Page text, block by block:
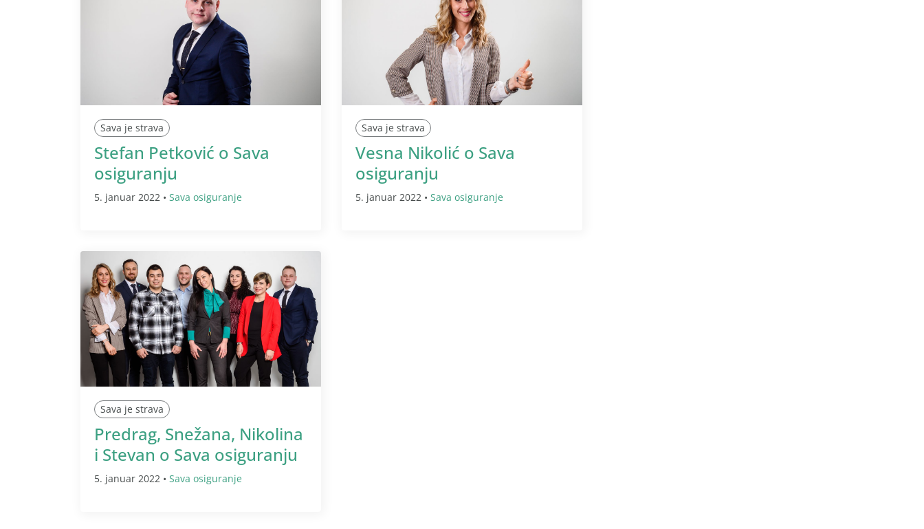
Sava je strava
Stefan Petković o Sava
osiguranju
5. januar 2022 • Sava osiguranje
Sava je strava
Vesna Nikolić o Sava
osiguranju
5. januar 2022 • Sava osiguranje
Sava je strava
Predrag, Snežana, Nikolina
i Stevan o Sava osiguranju
5. januar 2022 • Sava osiguranje